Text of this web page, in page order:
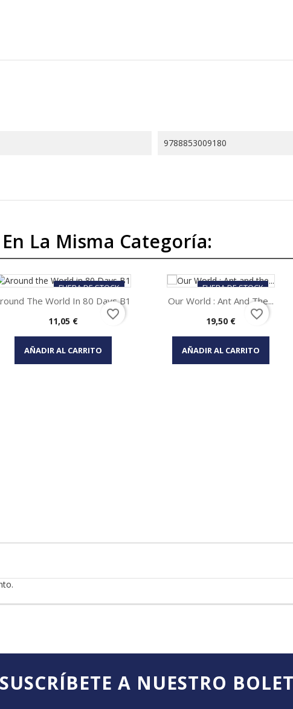
9788853009180
La Misma Categoría:
FUERA DE STOCK
Vista rápida
The World In 80 Days B1
Precio
11,05 €
AÑADIR AL CARRITO
favorite_border
FUERA DE STOCK
Vista rápida
Our World : Ant And The...
Precio
19,50 €
AÑADIR AL CARRITO
favorite_border
SUSCRÍBETE A NUESTRO